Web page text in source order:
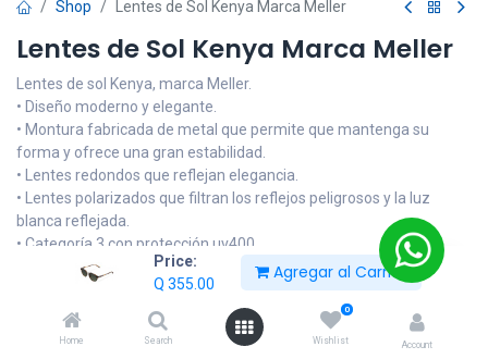
Price:
Q 355.00
Agregar al Carrito
Home Search
0
Wishlist Account
Shop Lentes de Sol Kenya Marca Meller
Lentes de Sol Kenya Marca Meller
Lentes de sol Kenya, marca Meller.
• Diseño moderno y elegante.
• Montura fabricada de metal que permite que mantenga su
forma y ofrece una gran estabilidad.
• Lentes redondos que reflejan elegancia.
• Lentes polarizados que filtran los reflejos peligrosos y la luz
blanca reflejada.
• Categoría 3 con protección uv400.
• protección 100% contra la luz solar.
• Incluye estuche original y paño especial para limpiar los lentes.